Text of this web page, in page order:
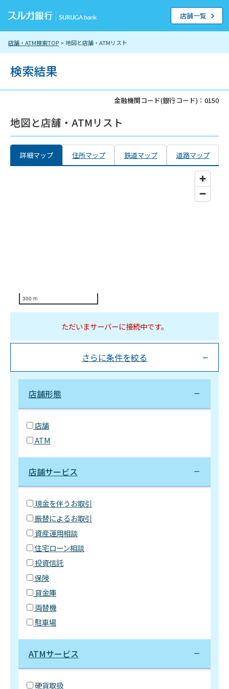
店舗・ATM検索TOP > 地図と店舗・ATMリスト
店舗一覧
検索結果
金融機関コード(銀行コード)：0150
地図と店舗・ATMリスト
詳細マップ 住所マップ 鉄道マップ 道路マップ
300 m
ただいまサーバーに接続中です。
さらに条件を絞る
店舗形態
店舗
ATM
店舗サービス
現金を伴うお取引
振替によるお取引
資産運用相談
住宅ローン相談
投資信託
保険
貸金庫
両替機
駐車場
ATMサービス
硬貨取扱